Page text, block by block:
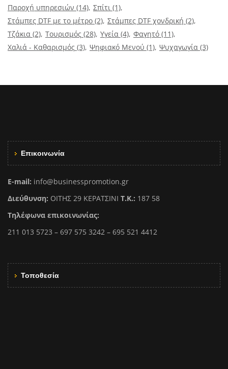
Παροχή υπηρεσιών (14) Σπίτι (1)
Στάμπες DTF με το μέτρο (2) Στάμπες DTF χονδρική (2)
Τζάκια (2) Τουρισμός (28) Υγεία (4) Φαγητό (11)
Χαλιά - Καθαρισμός (3) Ψηφιακό Μενού (1) Ψυχαγωγία (3)
Επικοινωνία
E-mail: info@businesspromotion.gr
Διεύθυνση: ΟΙΤΗΣ 29 ΚΕΡΑΤΣΙΝΙ Τ.Κ.: 187 58
Τηλέφωνα επικοινωνίας:
211 013 5723 – 697 575 3242 – 695 521 4412
Τοποθεσία